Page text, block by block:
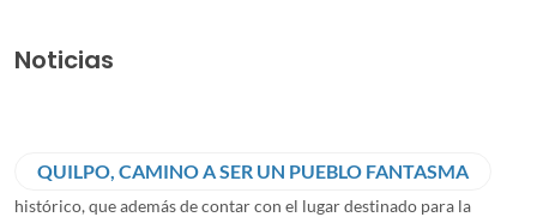
Noticias
QUILPO, CAMINO A SER UN PUEBLO FANTASMA
histórico, que además de contar con el lugar destinado para la